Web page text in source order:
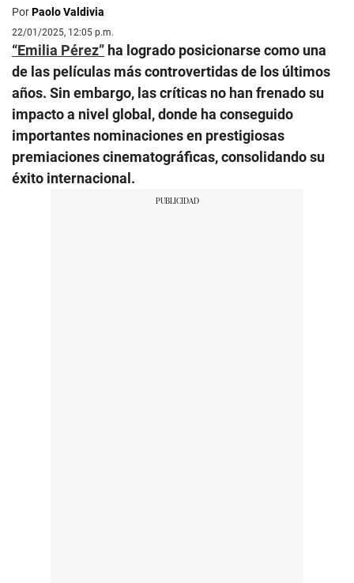
PorPaolo Valdivia
22/01/2025, 12:05 p.m.
“Emilia Pérez” ha logrado posicionarse como una
de las películas más controvertidas de los últimos
años. Sin embargo, las críticas no han frenado su
impacto a nivel global, donde ha conseguido
importantes nominaciones en prestigiosas
premiaciones cinematográficas, consolidando su
éxito internacional.